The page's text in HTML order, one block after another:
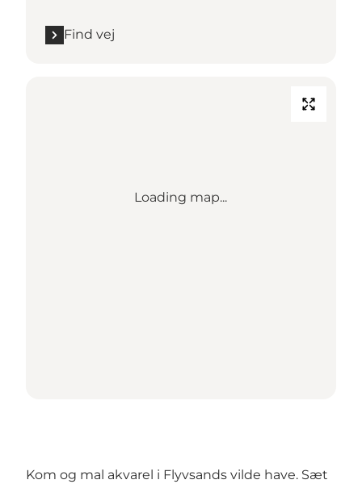
Find vej
Loading map...
Kom og mal akvarel i Flyvsands vilde have. Sæt